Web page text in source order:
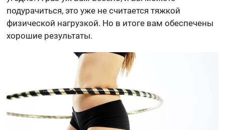
подурачиться, это уже не считается тяжкой
физической нагрузкой. Но в итоге вам обеспечены
хорошие результаты.